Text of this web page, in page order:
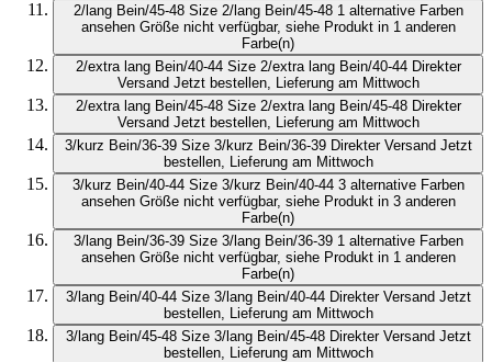
2/lang Bein/45-48 Size 2/lang Bein/45-48 1 alternative Farben
ansehen Größe nicht verfügbar, siehe Produkt in 1 anderen
Farbe(n)
2/extra lang Bein/40-44 Size 2/extra lang Bein/40-44 Direkter
Versand Jetzt bestellen, Lieferung am Mittwoch
2/extra lang Bein/45-48 Size 2/extra lang Bein/45-48 Direkter
Versand Jetzt bestellen, Lieferung am Mittwoch
3/kurz Bein/36-39 Size 3/kurz Bein/36-39 Direkter Versand Jetzt
bestellen, Lieferung am Mittwoch
3/kurz Bein/40-44 Size 3/kurz Bein/40-44 3 alternative Farben
ansehen Größe nicht verfügbar, siehe Produkt in 3 anderen
Farbe(n)
3/lang Bein/36-39 Size 3/lang Bein/36-39 1 alternative Farben
ansehen Größe nicht verfügbar, siehe Produkt in 1 anderen
Farbe(n)
3/lang Bein/40-44 Size 3/lang Bein/40-44 Direkter Versand Jetzt
bestellen, Lieferung am Mittwoch
3/lang Bein/45-48 Size 3/lang Bein/45-48 Direkter Versand Jetzt
bestellen, Lieferung am Mittwoch